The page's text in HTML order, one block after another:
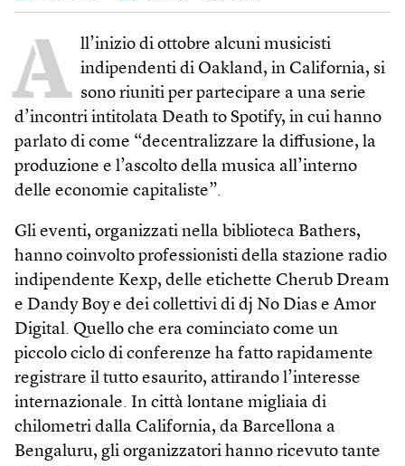
A ll’inizio di ottobre alcuni musicisti
indipendenti di Oakland, in California, si
sono riuniti per partecipare a una serie
d’incontri intitolata Death to Spotify, in cui hanno
parlato di come “decentralizzare la diffusione, la
produzione e l’ascolto della musica all’interno
delle economie capitaliste”.
Gli eventi, organizzati nella biblioteca Bathers,
hanno coinvolto professionisti della stazione radio
indipendente Kexp, delle etichette Cherub Dream
e Dandy Boy e dei collettivi di dj No Dias e Amor
Digital. Quello che era cominciato come un
piccolo ciclo di conferenze ha fatto rapidamente
registrare il tutto esaurito, attirando l’interesse
internazionale. In città lontane migliaia di
chilometri dalla California, da Barcellona a
Bengaluru, gli organizzatori hanno ricevuto tante